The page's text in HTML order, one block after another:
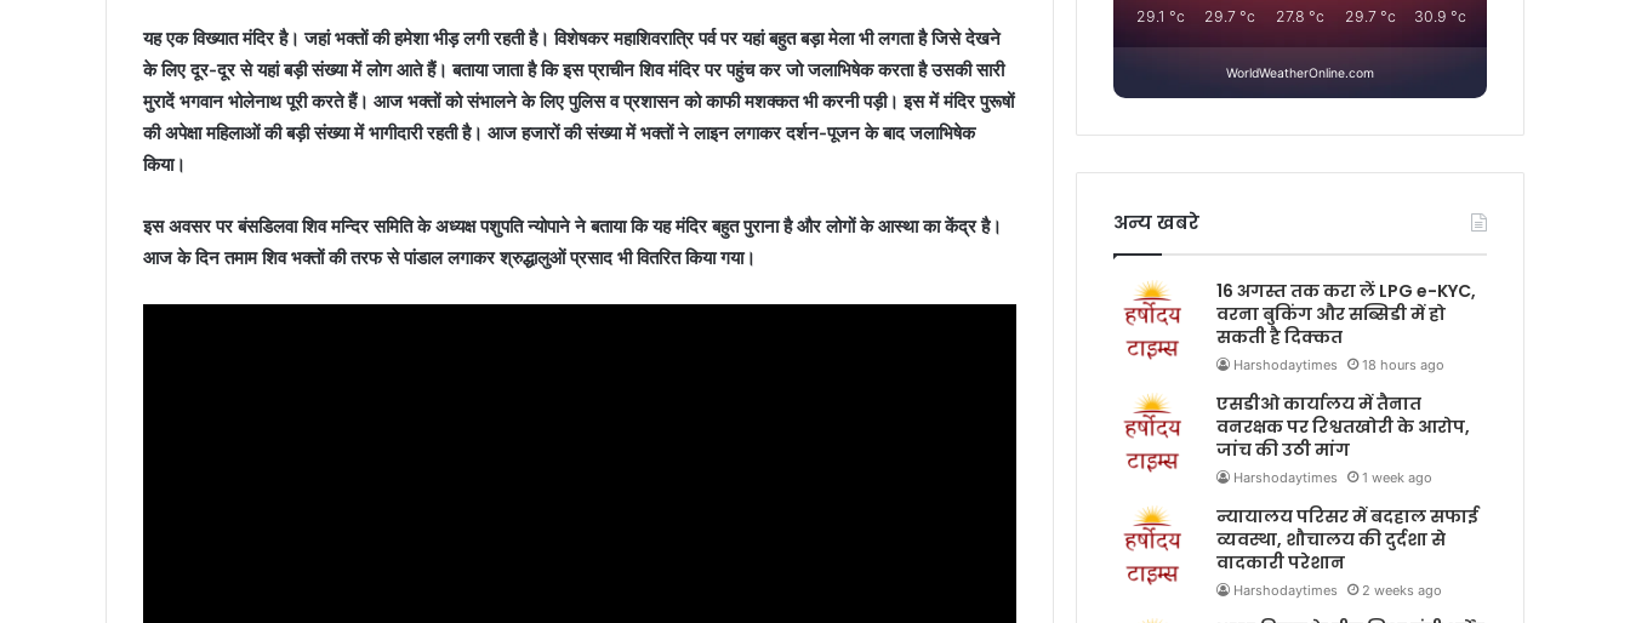
यह एक विख्यात मंदिर है। जहां भक्तों की हमेशा भीड़ लगी रहती है। विशेषकर महाशिवरात्रि पर्व पर यहां बहुत बड़ा मेला भी लगता है जिसे देखने
के लिए दूर-दूर से यहां बड़ी संख्या में लोग आते हैं। बताया जाता है कि इस प्राचीन शिव मंदिर पर पहुंच कर जो जलाभिषेक करता है उसकी सारी
मुरादें भगवान भोलेनाथ पूरी करते हैं। आज भक्तों को संभालने के लिए पुलिस व प्रशासन को काफी मशक्कत भी करनी पड़ी। इस में मंदिर पुरूषों
की अपेक्षा महिलाओं की बड़ी संख्या में भागीदारी रहती है। आज हजारों की संख्या में भक्तों ने लाइन लगाकर दर्शन-पूजन के बाद जलाभिषेक
किया।
इस अवसर पर बंसडिलवा शिव मन्दिर समिति के अध्यक्ष पशुपति न्योपाने ने बताया कि यह मंदिर बहुत पुराना है और लोगों के आस्था का केंद्र है।
आज के दिन तमाम शिव भक्तों की तरफ से पांडाल लगाकर श्रुद्धालुओं प्रसाद भी वितरित किया गया।
29.1 °c 29.7 °c 27.8 °c 29.7°c 30.9 °c
WorldWeatherOnline.com
अन्य खबरे
16 अगस्त तक करा लें LPG e-KYC,
वरना बुकिंग और सब्सिडी में हो
सकती है दिक्कत
Harshodaytimes 18 hours ago
एसडीओ कार्यालय में तैनात
वनरक्षक पर रिश्वतखोरी के आरोप,
जांच की उठी मांग
Harshodaytimes 1 week ago
न्यायालय परिसर में बदहाल सफाई
व्यवस्था, शौचालय की दुर्दशा से
वादकारी परेशान
Harshodaytimes 2 weeks ago